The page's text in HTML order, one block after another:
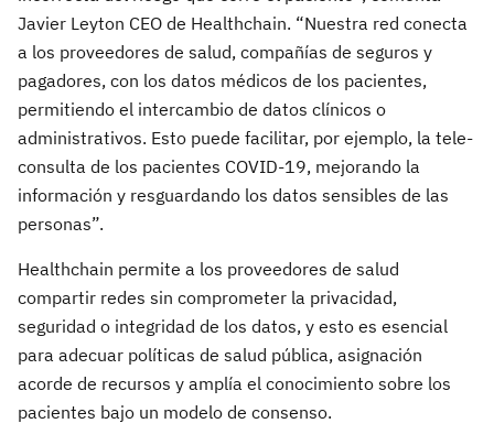
Javier Leyton CEO de Healthchain. “Nuestra red conecta
a los proveedores de salud, compañías de seguros y
pagadores, con los datos médicos de los pacientes,
permitiendo el intercambio de datos clínicos o
administrativos. Esto puede facilitar, por ejemplo, la tele-
consulta de los pacientes COVID-19, mejorando la
información y resguardando los datos sensibles de las
personas”.
Healthchain permite a los proveedores de salud
compartir redes sin comprometer la privacidad,
seguridad o integridad de los datos, y esto es esencial
para adecuar políticas de salud pública, asignación
acorde de recursos y amplía el conocimiento sobre los
pacientes bajo un modelo de consenso.